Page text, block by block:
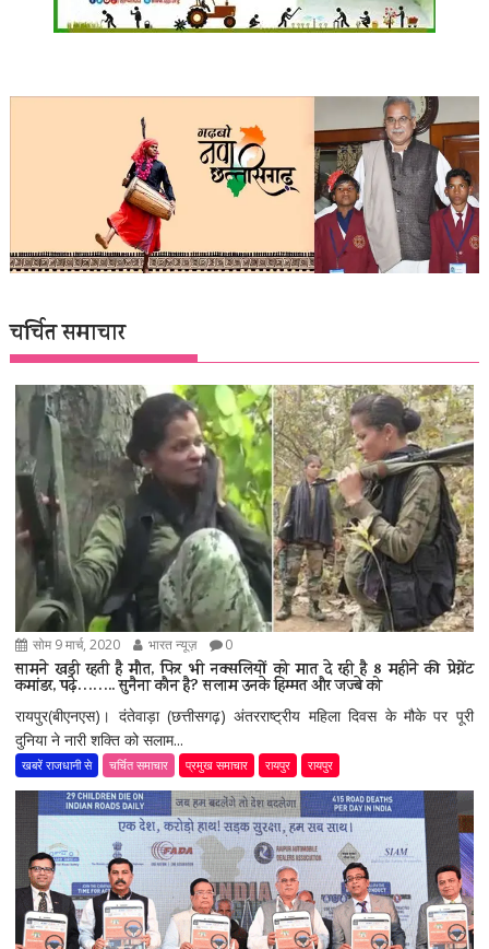
चर्चित समाचार
सोम 9 मार्च, 2020 भारत न्यूज़ 0
सामने खड़ी रहती है मौत, फिर भी नक्सलियों को मात दे रही है 8 महीने की प्रेग्नेंट
कमांडर, पढ़े…….. सुनैना कौन है? सलाम उनके हिम्मत और जज्बे को
रायपुर(बीएनएस)। दंतेवाड़ा (छत्तीसगढ़) अंतरराष्ट्रीय महिला दिवस के मौके पर पूरी
दुनिया ने नारी शक्ति को सलाम...
खबरें राजधानी से चर्चित समाचार प्रमुख समाचार रायपुर रायपुर